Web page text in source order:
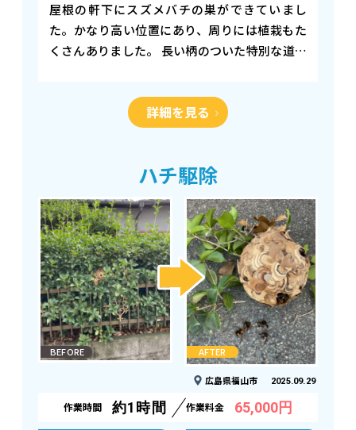
屋根の軒下にスズメバチの巣ができていまし
た。かなり高い位置にあり、周りには植栽もた
くさんありました。 長い柄のついた特別な道具
詳細を見る
ハチ駆除
BEFORE AFTER
広島県福山市 2025.09.29
作業時間 約1時間 作業料金 65,000円